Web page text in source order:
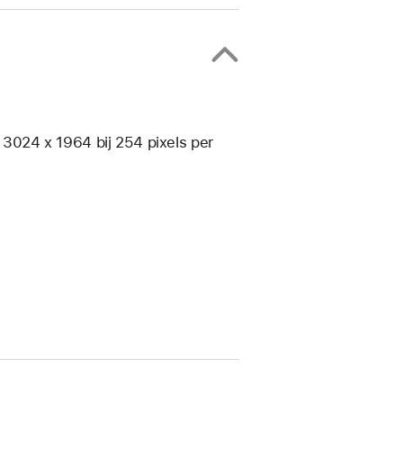
3024 x 1964 bij 254 pixels per